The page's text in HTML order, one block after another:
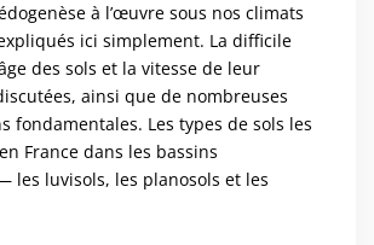
à l’œuvre sous nos climats
ici simplement. La difficile
des sols et la vitesse de leur
ainsi que de nombreuses
fondamentales. Les types de sols les
France dans les bassins
les luvisols, les planosols et les